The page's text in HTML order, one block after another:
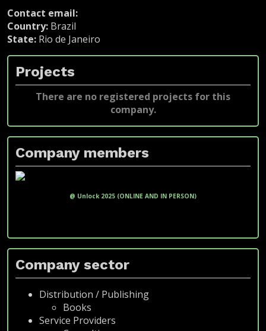
Contact email:
Country: Brazil
State: Rio de Janeiro
Projects
There are no registered projects for this
company.
Company members
@ Unlock 2025 (ONLINE AND IN PERSON)
Company sector
Distribution / Publishing
Books
Service Providers